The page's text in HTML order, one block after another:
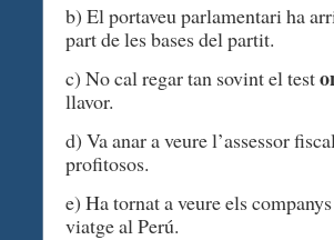
b) El portaveu parlamentari ha
part de les bases del partit.
c) No cal regar tan sovint el test
llavor.
d) Va anar a veure l’assessor
profitosos.
e) Ha tornat a veure els
viatge al Perú.